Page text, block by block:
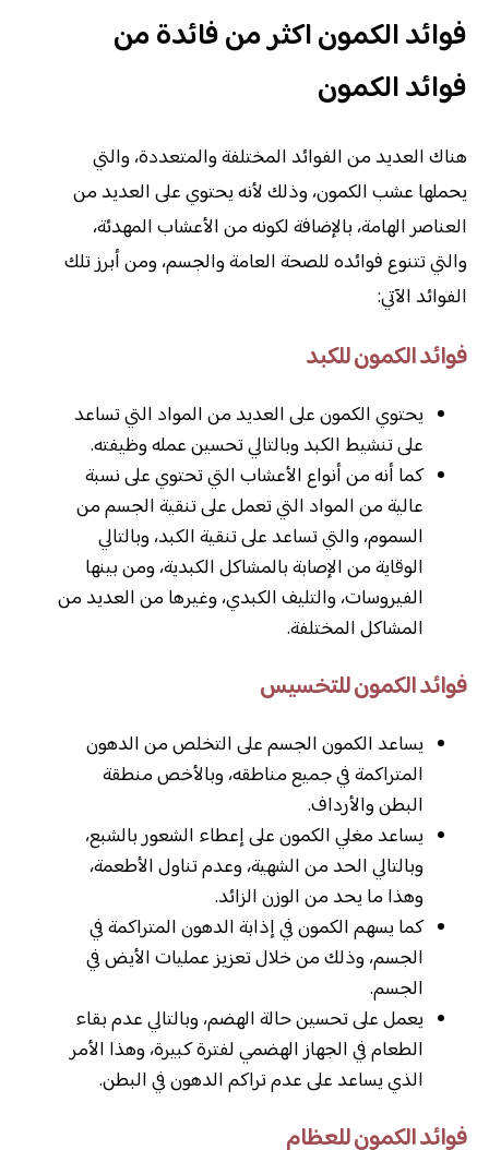
فوائد الكمون اكثر من فائدة من
فوائد الكمون
هناك العديد من الفوائد المختلفة والمتعددة، والتي
يحملها عشب الكمون، وذلك لأنه يحتوي على العديد من
العناصر الهامة، بالإضافة لكونه من الأعشاب المهدئة،
والتي تتنوع فوائده للصحة العامة والجسم، ومن أبرز تلك
الفوائد الآتي:
فوائد الكمون للكبد
يحتوي الكمون على العديد من المواد التي تساعد
على تنشيط الكبد وبالتالي تحسين عمله وظيفته.
كما أنه من أنواع الأعشاب التي تحتوي على نسبة
عالية من المواد التي تعمل على تنقية الجسم من
السموم، والتي تساعد على تنقية الكبد، وبالتالي
الوقاية من الإصابة بالمشاكل الكبدية، ومن بينها
الفيروسات، والتليف الكبدي، وغيرها من العديد من
المشاكل المختلفة.
فوائد الكمون للتخسيس
يساعد الكمون الجسم على التخلص من الدهون
المتراكمة في جميع مناطقه، وبالأخص منطقة
البطن والأرداف.
يساعد مغلي الكمون على إعطاء الشعور بالشبع،
وبالتالي الحد من الشهية، وعدم تناول الأطعمة،
وهذا ما يحد من الوزن الزائد.
كما يسهم الكمون في إذابة الدهون المتراكمة في
الجسم، وذلك من خلال تعزيز عمليات الأيض في
الجسم.
يعمل على تحسين حالة الهضم، وبالتالي عدم بقاء
الطعام في الجهاز الهضمي لفترة كبيرة، وهذا الأمر
الذي يساعد على عدم تراكم الدهون في البطن.
فوائد الكمون للعظام